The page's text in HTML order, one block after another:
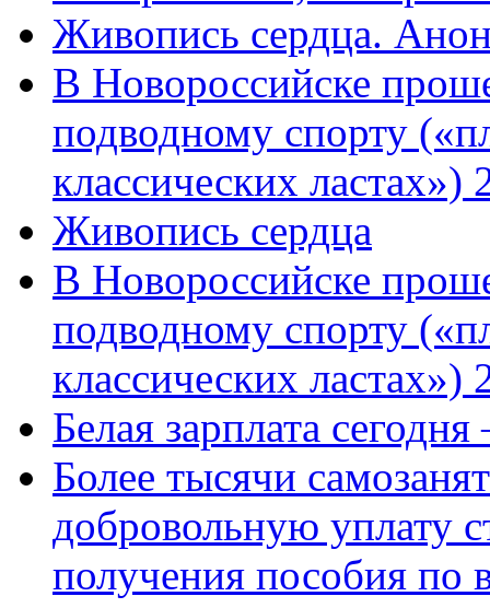
Живопись сердца.
В Новороссийске
подводному спорту
классических
Живопись сердца
В Новороссийске
подводному спорту
классических ластах»)
Белая зарплата
Более тысячи
добровольную уплату
получения пособия по